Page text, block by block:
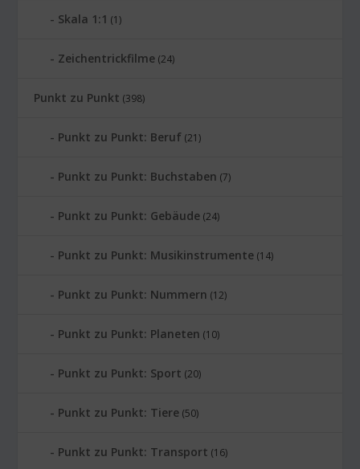
Skala 1:1 (1)
Zeichentrickfilme (24)
Punkt zu Punkt (398)
Punkt zu Punkt: Beruf (21)
Punkt zu Punkt: Buchstaben (7)
Punkt zu Punkt: Gebäude (24)
Punkt zu Punkt: Musikinstrumente (14)
Punkt zu Punkt: Nummern (12)
Punkt zu Punkt: Planeten (10)
Punkt zu Punkt: Sport (20)
Punkt zu Punkt: Tiere (50)
Punkt zu Punkt: Transport (16)